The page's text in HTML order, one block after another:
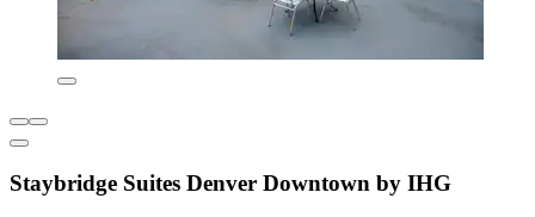
Staybridge Suites Denver Downtown by IHG